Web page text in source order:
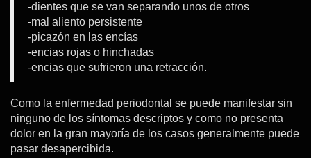
-dientes que se van separando unos de otros
-mal aliento persistente
-picazón en las encías
-encias rojas o hinchadas
-encias que sufrieron una retracción.
Como la enfermedad periodontal se puede manifestar sin
ninguno de los síntomas descriptos y como no presenta
dolor en la gran mayoría de los casos generalmente puede
pasar desapercibida.